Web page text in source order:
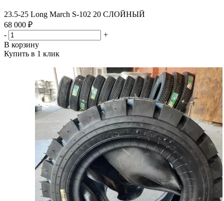
23.5-25 Long March S-102 20 СЛОЙНЫЙ
68 000 ₽
-
+
В корзину
Купить в 1 клик